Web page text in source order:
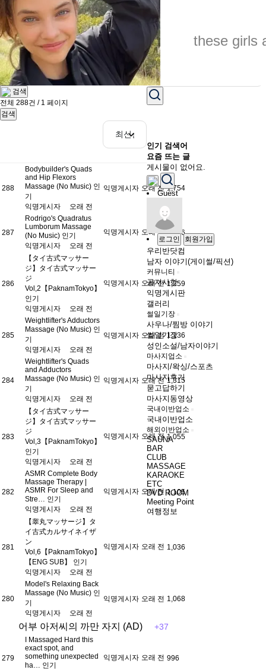
these girls
검색
전체 288건 / 1 페이지
검색
288
Bodybuilder's Quads
and Hip Flexors
Massage (No Music) 인
기
익명게시자 오래 전
익명게시자 오래 전 1,754
287
Rodrigo's Quadratus
Lumborum Massage
(No Music) 인기
익명게시자 오래 전
익명게시자 오래 전 1,166
286
【タイ古式マッサー
ジ】タイ古式マッサー
ジ
Vol,2【PaknamTokyo】
인기
익명게시자 오래 전
익명게시자 오래 전 1,259
285
Weightlifter's Adductors
Massage (No Music) 인
기
익명게시자 오래 전
익명게시자 오래 전 1,136
284
Weightlifter's Quads
and Adductors
Massage (No Music) 인
기
익명게시자 오래 전
익명게시자 오래 전 1,315
283
【タイ古式マッサー
ジ】タイ古式マッサー
ジ
Vol,3【PaknamTokyo】
인기
익명게시자 오래 전
익명게시자 오래 전 1,055
282
ASMR Complete Body
Massage Therapy |
ASMR For Sleep and
Stre… 인기
익명게시자 오래 전
익명게시자 오래 전 1,105
281
【睾丸マッサージ】タ
イ古式カルサイネイザ
ン
Vol,6【PaknamTokyo】
【ENG SUB】
인기
익명게시자 오래 전
익명게시자 오래 전 1,036
280
Model's Relaxing Back
Massage (No Music) 인
기
익명게시자 오래 전
익명게시자 오래 전 1,068
어부 아저씨의 까만 자지 (AD) +37
279
I Massaged Hard this
exact spot, and
something unexpected
ha… 인기
익명게시자 오래 전 996
대표자 : 김성준
사업자등록번호 : 494-54-00775
개인정보책임자(이메일) :
Copyright © 2019 이반마사지. All
인기 검색어
요즘 뜨는 글
게시물이 없어요.
Guest
로그인 회원가입
우리반닷컴
남자 이야기(게이썰/픽션)
커뮤니티
공지사항
익명게시판
갤러리
썰일기장
사우나/찜방 이야기
썰일기장
성인소설/남자이야기
마사지업소
마사지/왁싱/스포츠
마사지후기
묻고답하기
마사지동영상
국내이반업소
국내이반업소
해외이반업소
SAUNA
BAR
CLUB
MASSAGE
KARAOKE
ETC
DVD ROOM
Meeting Point
여행정보